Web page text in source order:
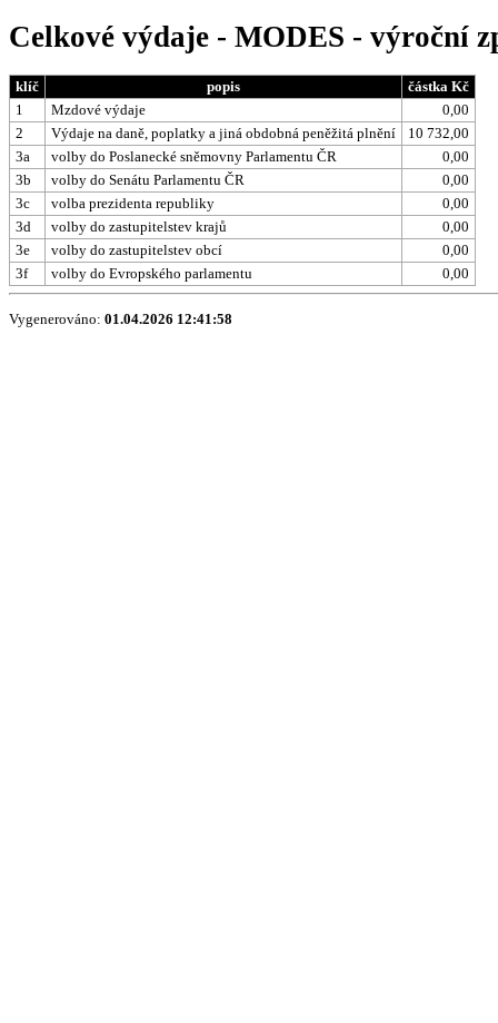
Celkové výdaje - MODES - výroční
klíč popis
částka Kč
1
Mzdové výdaje
0,00
2
Výdaje na daně, poplatky a jiná obdobná peněžitá plnění
10 732,00
3a
volby do Poslanecké sněmovny Parlamentu ČR
0,00
3b
volby do Senátu Parlamentu ČR
0,00
3c
volba prezidenta republiky
0,00
3d
volby do zastupitelstev krajů
0,00
3e
volby do zastupitelstev obcí
0,00
3f
volby do Evropského parlamentu 0,00
Vygenerováno: 01.04.2026 12:41:58